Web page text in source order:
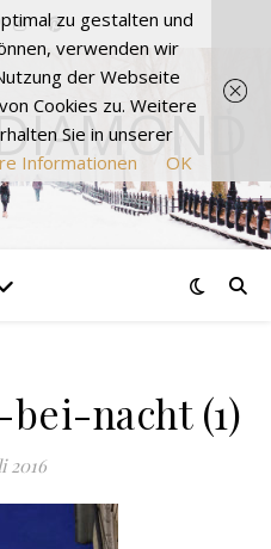
nacht (1)
2016
zu gestalten und
verwenden wir
der Webseite
Cookies zu. Weitere
Sie in unserer
Informationen OK